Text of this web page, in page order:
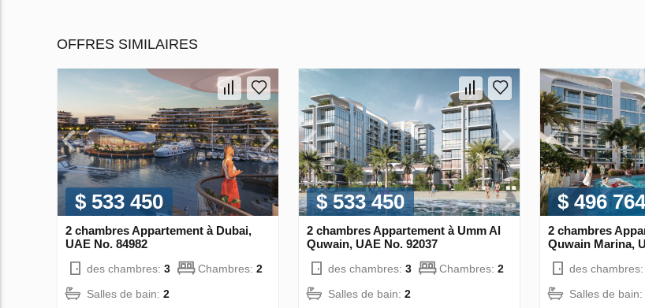
OFFRES SIMILAIRES
$ 533 450
2 chambres Appartement à Dubai,
UAE No. 84982
des chambres: 3 Chambres: 2
Salles de bain: 2
$ 533 450
2 chambres Appartement à Umm Al
Quwain, UAE No. 92037
des chambres: 3 Chambres: 2
Salles de bain: 2
$ 496 764
2 chambres
Quwain Marina,
des chambres:
Salles de bain: